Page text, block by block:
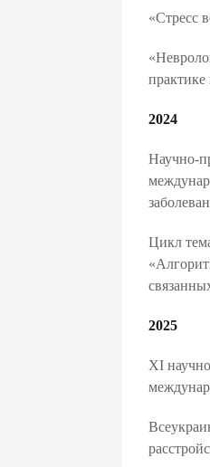
«Стресс
практике
2024
Научно-
Цикл
2025
XI
направления